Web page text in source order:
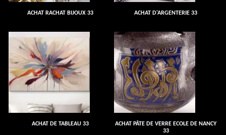
ACHAT RACHAT BIJOUX 33 ACHAT D'ARGENTERIE 33
ACHAT DE TABLEAU 33
ACHAT PÂTE DE VERRE ECOLE DE NANCY
33